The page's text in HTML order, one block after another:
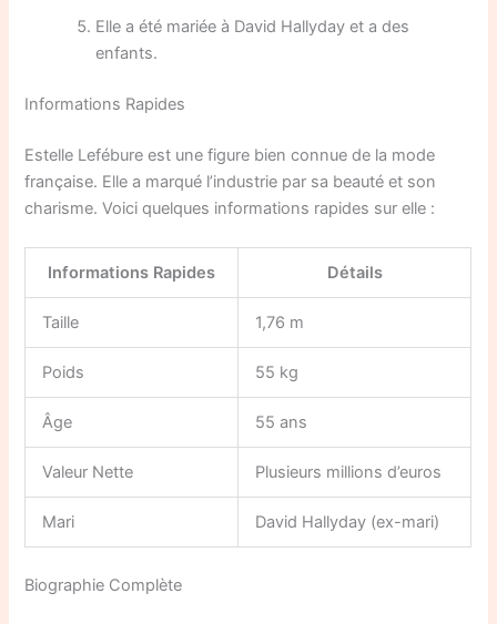
Elle a été mariée à David Hallyday et a des
enfants.
Informations Rapides
Estelle Lefébure est une figure bien connue de la mode
française. Elle a marqué l’industrie par sa beauté et son
charisme. Voici quelques informations rapides sur elle :
Informations Rapides Détails
Taille 1,76 m
Poids 55 kg
Âge 55 ans
Valeur Nette Plusieurs millions d’euros
Mari David Hallyday (ex-mari)
Biographie Complète